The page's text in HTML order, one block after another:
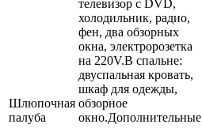
Шлюпочная
палуба
телевизор с DVD,
холодильник, радио,
фен, два обзорных
окна, электророзетка
на 220V.В спальне:
двуспальная кровать,
шкаф для одежды,
обзорное
окно.Дополнительные